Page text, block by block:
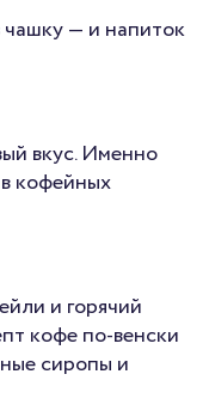
— и напиток
вкус. Именно
кофейных
и горячий
кофе по-венски
сиропы и